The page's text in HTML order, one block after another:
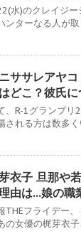
水)のクレイジ
ンターなる人が
ササレアヤ
どこ？彼氏
、R-1グランプリ
される方は数多
衣子 旦那や
由は…娘の職
THEフライデー
の女優の梶芽衣